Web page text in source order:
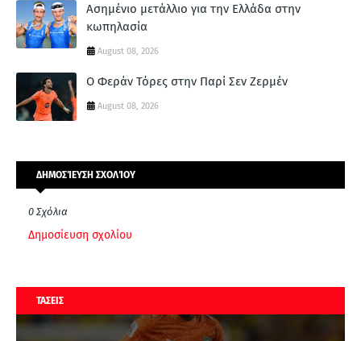
Ασημένιο μετάλλιο για την Ελλάδα στην
κωπηλασία
August 08, 2026
Ο Φεράν Τόρες στην Παρί Σεν Ζερμέν
August 08, 2026
ΔΗΜΟΣΊΕΥΣΗ ΣΧΟΛΊΟΥ
0 Σχόλια
Δημοσίευση σχολίου
ΤΑΣΕΙΣ